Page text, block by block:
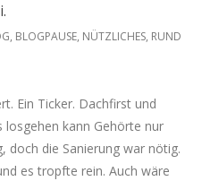
, BLOGPAUSE, NÜTZLICHES, RUND
Ein Ticker. Dachfirst und
losgehen kann Gehörte nur
doch die Sanierung war nötig.
es tropfte rein. Auch wäre